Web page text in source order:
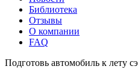
Библиотека
Отзывы
О компании
FAQ
Подготовь автомобиль к лету